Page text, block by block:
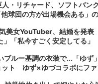
・リチャード、ソフトバン
球団の方が出場機会ある」
美女YouTuber、結婚を発
「私今すごく安定してる」
ブルー基調の衣装で...「ゆず
ット ゆず×ゆづコラボにファ